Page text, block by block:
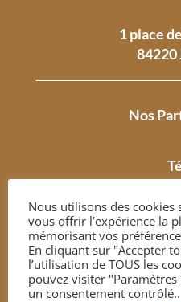
1 place
84220
Nos
Nous utilisons des
vous offrir l’expérience la
mémorisant vos
En cliquant sur "Accepter
l’utilisation de TOUS les
pouvez visiter
un consentement contrôlé..